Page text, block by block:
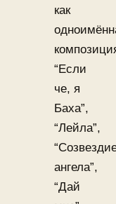
как
“Если
че, я
Баха”,
“Лейла”,
ангела”,
“Дай